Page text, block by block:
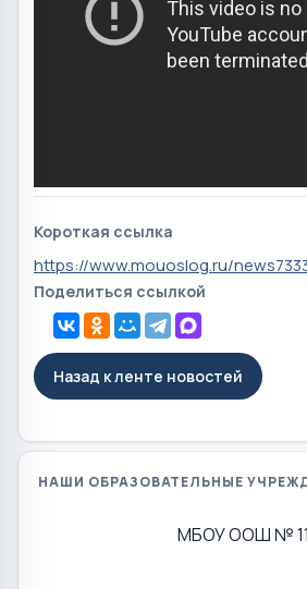
Короткая ссылка
https://www.mouoslog.ru/
Поделиться ссылкой
Назад к ленте новостей
НАШИ ОБРАЗОВАТЕЛЬНЫЕ
МБОУ ООШ № 11